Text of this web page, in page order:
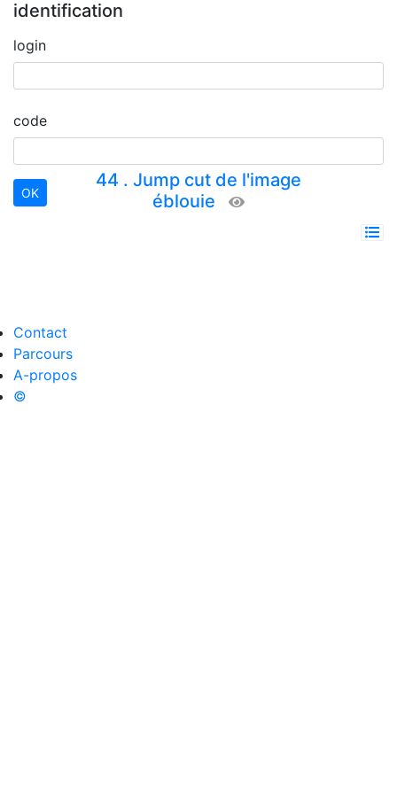
identification
login
code
44 . Jump cut de l'image
éblouie
Contact
Parcours
A-propos
©